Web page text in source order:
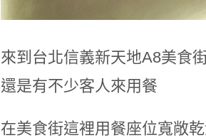
來到台北信義新天地A8美食街
還是有不少客人來用餐
在美食街這裡用餐座位寬敞